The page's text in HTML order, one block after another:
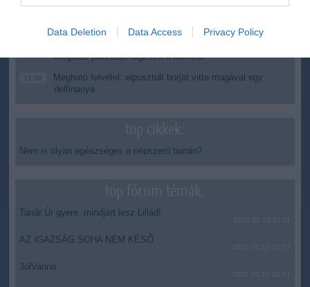
Data Deletion Data Access Privacy Policy
megható pillanatot rögzített a kamera
12:56
Megható felvétel: elpusztult borját vitte magával egy
delfinanya
Nem is olyan egészséges a népszerű banán?
Tanár Úr gyere, mindjárt lesz Lillád!
AZ IGAZSÁG SOHA NEM KÉSŐ
JólVanna